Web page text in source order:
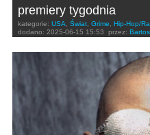
premiery tygodnia
kategorie: USA, Świat, Grime, Hip-Hop/
dodano: 2025-06-15 15:53 przez: